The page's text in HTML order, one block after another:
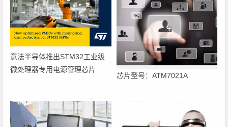
意法半导体推出STM32工业级
微处理器专用电源管理芯片
芯片型号：ATM7021A